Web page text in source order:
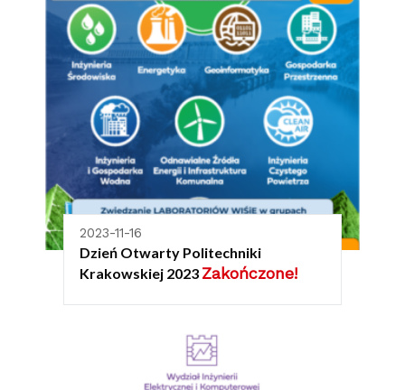
2023-11-16
Dzień Otwarty Politechniki
Krakowskiej 2023 Zakończone!